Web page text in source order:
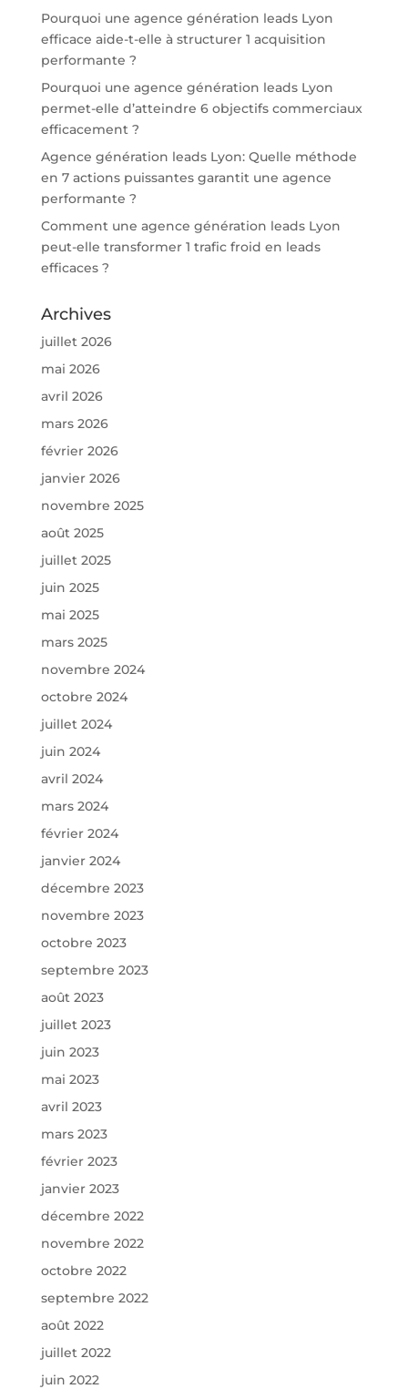
Pourquoi une agence génération leads Lyon
efficace aide-t-elle à structurer 1 acquisition
performante ?
Pourquoi une agence génération leads Lyon
permet-elle d’atteindre 6 objectifs commerciaux
efficacement ?
Agence génération leads Lyon: Quelle méthode
en 7 actions puissantes garantit une agence
performante ?
Comment une agence génération leads Lyon
peut-elle transformer 1 trafic froid en leads
efficaces ?
Archives
juillet 2026
mai 2026
avril 2026
mars 2026
février 2026
janvier 2026
novembre 2025
août 2025
juillet 2025
juin 2025
mai 2025
mars 2025
novembre 2024
octobre 2024
juillet 2024
juin 2024
avril 2024
mars 2024
février 2024
janvier 2024
décembre 2023
novembre 2023
octobre 2023
septembre 2023
août 2023
juillet 2023
juin 2023
mai 2023
avril 2023
mars 2023
février 2023
janvier 2023
décembre 2022
novembre 2022
octobre 2022
septembre 2022
août 2022
juillet 2022
juin 2022